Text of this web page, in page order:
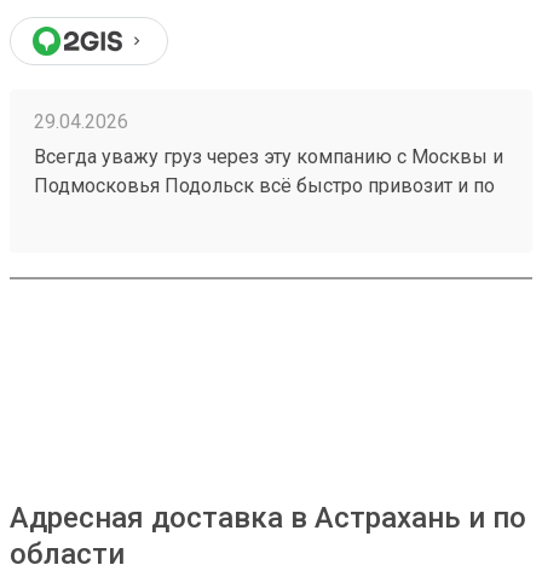
29.04.2026
Всегда уважу груз через эту компанию с Москвы и
Подмосковья Подольск всё быстро привозит и по
Адресная доставка в Астрахань и по
области